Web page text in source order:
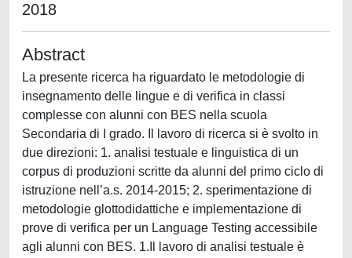
2018
Abstract
La presente ricerca ha riguardato le metodologie di
insegnamento delle lingue e di verifica in classi
complesse con alunni con BES nella scuola
Secondaria di I grado. Il lavoro di ricerca si è svolto in
due direzioni: 1. analisi testuale e linguistica di un
corpus di produzioni scritte da alunni del primo ciclo di
istruzione nell’a.s. 2014-2015; 2. sperimentazione di
metodologie glottodidattiche e implementazione di
prove di verifica per un Language Testing accessibile
agli alunni con BES. 1.Il lavoro di analisi testuale è